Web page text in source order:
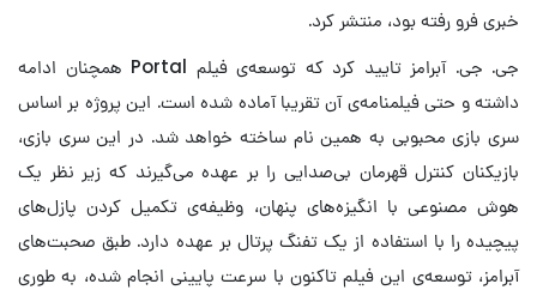
خبری فرو رفته بود، منتشر کرد.
جی. جی. آبرامز تایید کرد که توسعه‌ی فیلم Portal همچنان ادامه
داشته و حتی فیلمنامه‌ی آن تقریبا آماده شده است. این پروژه بر اساس
سری بازی محبوبی به همین نام ساخته خواهد شد. در این سری بازی،
بازیکنان کنترل قهرمان بی‌صدایی را بر عهده می‌گیرند که زیر نظر یک
هوش مصنوعی با انگیزه‌های پنهان، وظیفه‌ی تکمیل کردن پازل‌های
پیچیده را با استفاده از یک تفنگ پرتال بر عهده دارد. طبق صحبت‌های
آبرامز، توسعه‌ی این فیلم تاکنون با سرعت پایینی انجام شده، به طوری